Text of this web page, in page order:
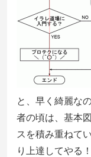
と、早く綺麗な
者の頃は、基本
スを積み重ねて
り上達してやる